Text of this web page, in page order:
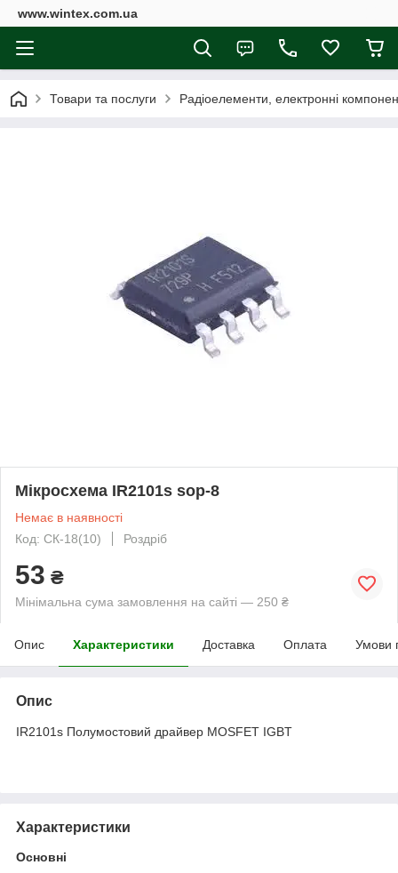
www.wintex.com.ua
Товари та послуги Радіоелементи, електронні
Мікросхема IR2101s sop-8
Немає в наявності
Код: CК-18(10)
Роздріб
53 ₴
Мінімальна сума замовлення на сайті — 250 ₴
Опис Характеристики Доставка Оплата Умови
Опис
IR2101s Полумостовий драйвер MOSFET IGBT
Характеристики
Основні